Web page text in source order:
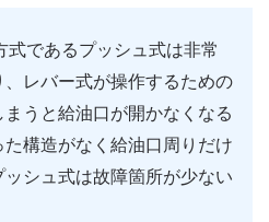
式であるプッシュ式は非常
レバー式が操作するための
うと給油口が開かなくなる
構造がなく給油口周りだけ
シュ式は故障箇所が少ない